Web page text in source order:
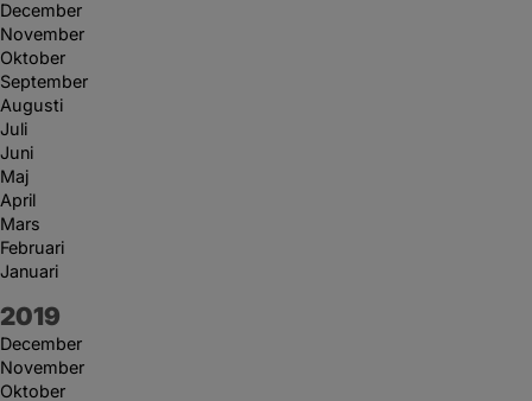
December
November
Oktober
September
Augusti
Juli
Juni
Maj
April
Mars
Februari
Januari
År:
2019
December
November
Oktober